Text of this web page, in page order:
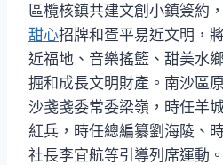
區欖核鎮共建文創小鎮簽約
甜心招牌和疍平易近文明，
近福地、音樂搖籃、甜美水
掘和成長文明財產。南沙區
沙戔戔委常委梁嶺，時任羊
紅兵，時任總編纂劉海陵、
社長李宜航等引導列席運動。